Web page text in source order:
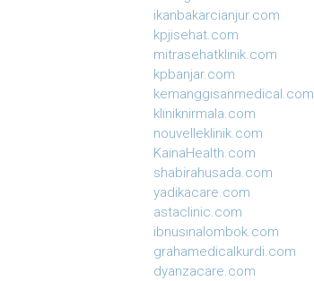
ikanbakarcianjur.com
kpjisehat.com
mitrasehatklinik.com
kpbanjar.com
kemanggisanmedical.com
kliniknirmala.com
nouvelleklinik.com
KainaHealth.com
shabirahusada.com
yadikacare.com
astaclinic.com
ibnusinalombok.com
grahamedicalkurdi.com
dyanzacare.com